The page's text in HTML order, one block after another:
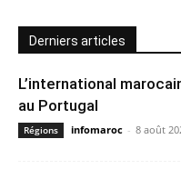
Derniers articles
L’international
au Portugal
Régions infomaroc - 8 août